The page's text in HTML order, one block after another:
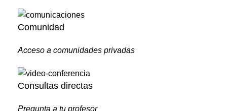
Comunidad
Acceso a comunidades privadas
Consultas directas
Pregunta a tu profesor